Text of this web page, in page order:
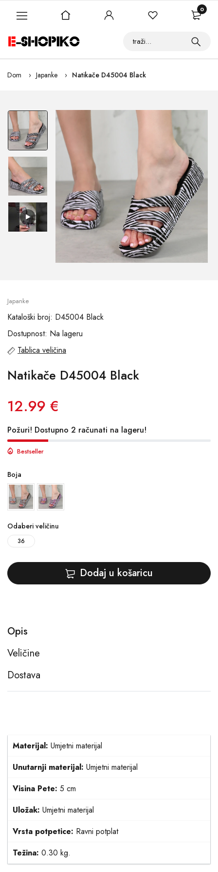
Dom Japanke Natikače D45004 Black
Japanke
Kataloški broj: D45004 Black
Dostupnost: Na lageru
Tablica veličina
Natikače D45004 Black
12.99 €
Požuri! Dostupno 2 računati na lageru!
Bestseller
Boja
Odaberi veličinu
36
Dodaj u košaricu
Opis
Veličine
Dostava
Materijal: Umjetni materijal
Unutarnji materijal: Umjetni materijal
Visina Pete: 5 cm
Uložak: Umjetni materijal
Vrsta potpetice: Ravni potplat
Težina: 0.30 kg.
0